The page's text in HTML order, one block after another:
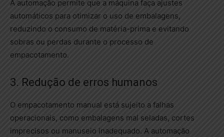
A automação permite que a máquina faça ajustes
automáticos para otimizar o uso de embalagens,
reduzindo o consumo de matéria-prima e evitando
sobras ou perdas durante o processo de
empacotamento.
3. Redução de erros humanos
O empacotamento manual está sujeito a falhas
operacionais, como embalagens mal seladas, cortes
imprecisos ou manuseio inadequado. A automação